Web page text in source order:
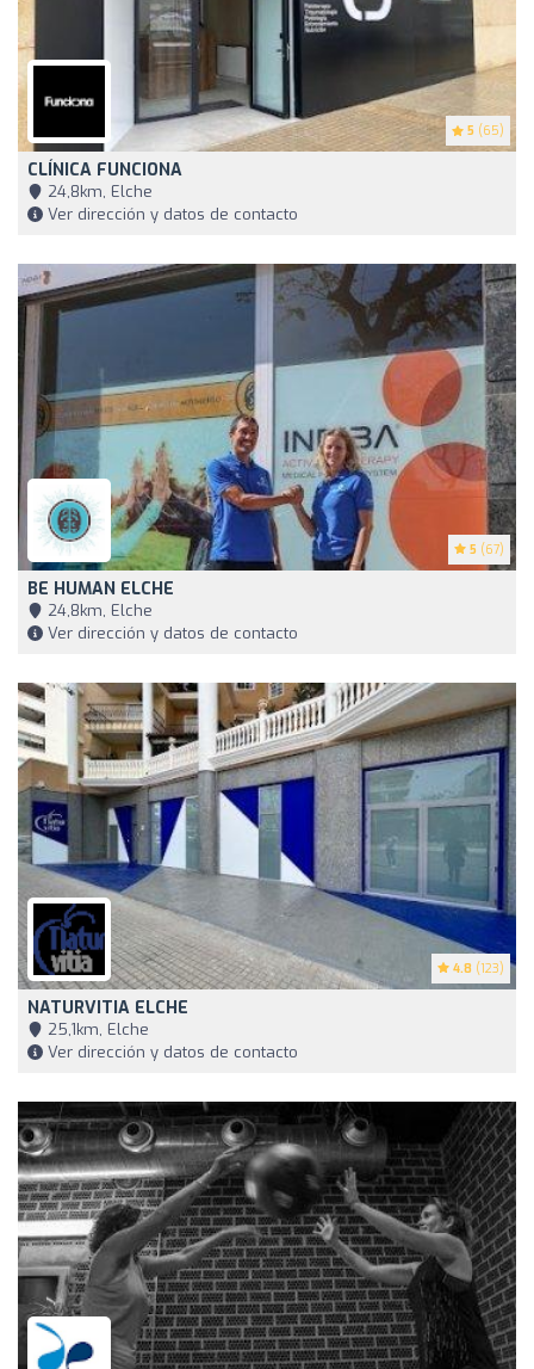
5 (65)
CLÍNICA FUNCIONA
24,8km, Elche
Ver dirección y datos de contacto
5 (67)
BE HUMAN ELCHE
24,8km, Elche
Ver dirección y datos de contacto
4.8 (123)
NATURVITIA ELCHE
25,1km, Elche
Ver dirección y datos de contacto